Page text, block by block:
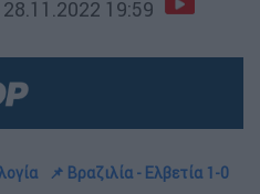
28.11.2022 19:59
📌 Βραζιλία - Ελβετία 1-0